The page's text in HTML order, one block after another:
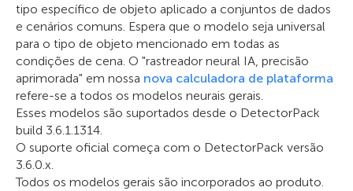
tipo específico de objeto aplicado a conjuntos de dados
e cenários comuns. Espera que o modelo seja universal
para o tipo de objeto mencionado em todas as
condições de cena. O "rastreador neural IA, precisão
aprimorada" em nossa nova calculadora de plataforma
refere-se a todos os modelos neurais gerais.
Esses modelos são suportados desde o DetectorPack
build 3.6.1.1314.
O suporte oficial começa com o DetectorPack versão
3.6.0.x.
Todos os modelos gerais são incorporados ao produto.